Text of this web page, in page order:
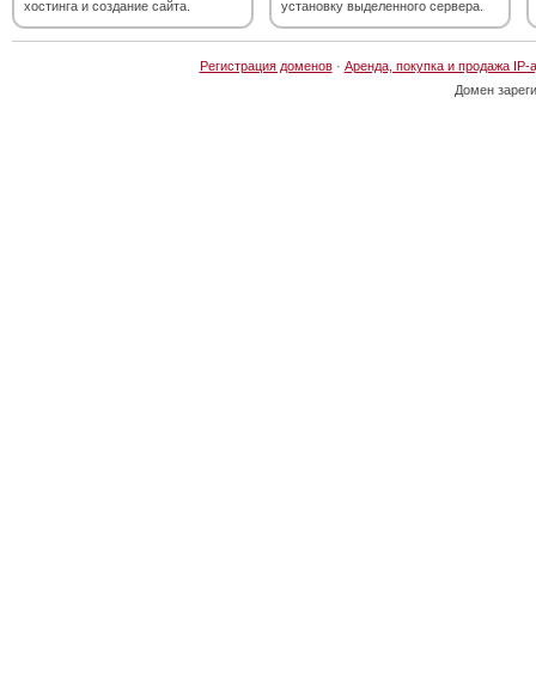
хостинга и создание сайта.
установку выделенного сервера.
Регистрация доменов· Аренда, покупка и продажа IP-
Домен